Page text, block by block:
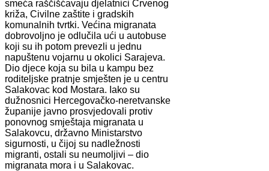
smeća raščišćavaju djelatnici Crvenog
križa, Civilne zaštite i gradskih
komunalnih tvrtki. Većina migranata
dobrovoljno je odlučila ući u autobuse
koji su ih potom prevezli u jednu
napuštenu vojarnu u okolici Sarajeva.
Dio djece koja su bila u kampu bez
roditeljske pratnje smješten je u centru
Salakovac kod Mostara. Iako su
dužnosnici Hercegovačko-neretvanske
županije javno prosvjedovali protiv
ponovnog smještaja migranata u
Salakovcu, državno Ministarstvo
sigurnosti, u čijoj su nadležnosti
migranti, ostali su neumoljivi – dio
migranata mora i u Salakovac.